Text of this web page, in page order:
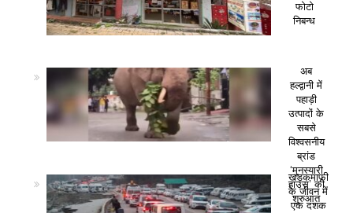
फोटो
निबन्ध
अब
हल्द्वानी में
पहाड़ी
उत्पादों के
सबसे
विश्वसनीय
ब्रांड
‘मुनस्यारी
हाउस’ की
शुरुआत
खड़कमाफी
के जीवन में
एक दशक